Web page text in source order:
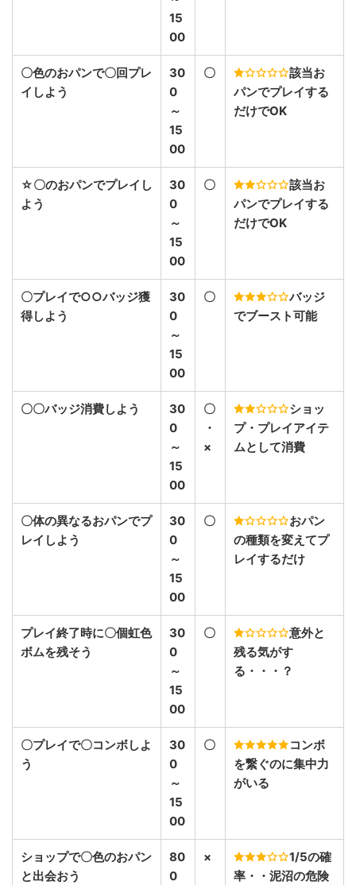
15
00
〇色のおパンで〇回プレ
イしよう
30
0
～
15
00
〇
該当お
パンでプレイする
だけでOK
☆〇のおパンでプレイし
よう
30
0
～
15
00
〇
該当お
パンでプレイする
だけでOK
〇プレイで○○バッジ獲
得しよう
30
0
～
15
00
〇
バッジ
でブースト可能
〇〇バッジ消費しよう
30
0
～
15
00
〇
・
×
ショッ
プ・プレイアイテ
ムとして消費
〇体の異なるおパンでプ
レイしよう
30
0
～
15
00
〇
おパン
の種類を変えてプ
レイするだけ
プレイ終了時に〇個虹色
ボムを残そう
30
0
～
15
00
〇
意外と
残る気がす
る・・・？
〇プレイで〇コンボしよ
う
30
0
～
15
00
〇
コンボ
を繋ぐのに集中力
がいる
ショップで〇色のおパン
と出会おう
80
0
×
1/5の確
率・・泥沼の危険